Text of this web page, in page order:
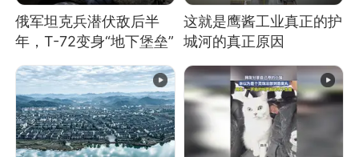
俄军坦克兵潜伏敌后半
年，T-72变身“地下堡垒”
这就是鹰酱工业真正的护
城河的真正原因